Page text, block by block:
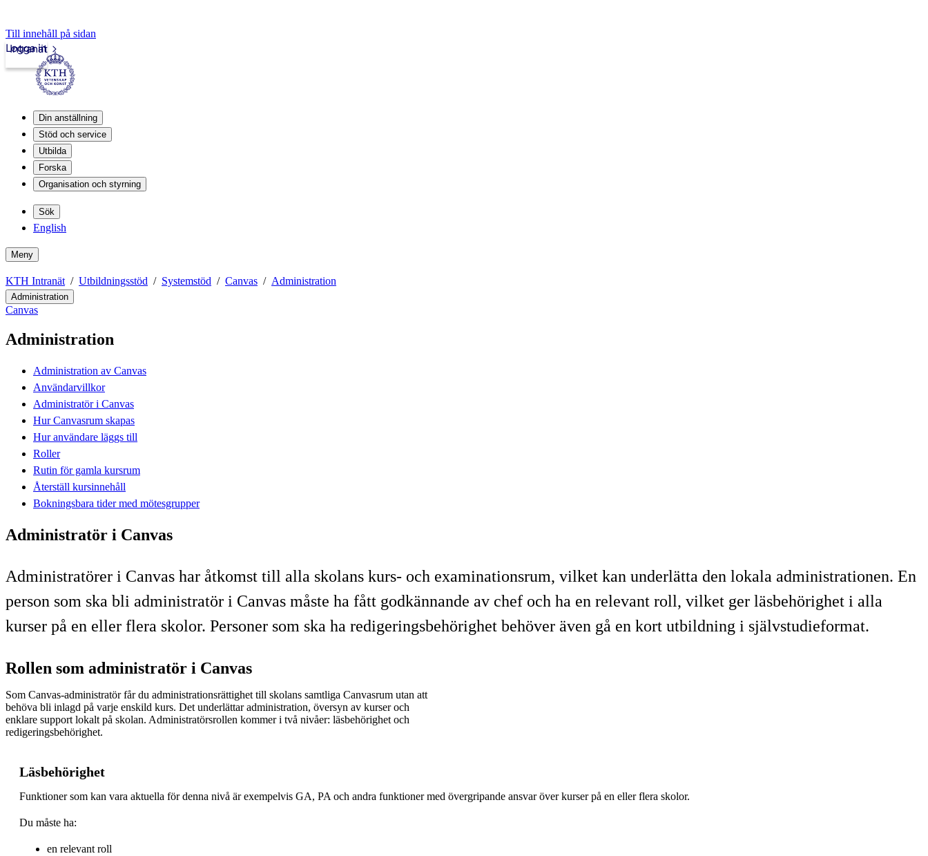
Till innehåll på sidan
Intranät
Logga in
Din anställning
Stöd och service
Utbilda
Forska
Organisation och styrning
Sök
English
Meny
KTH Intranät Utbildningsstöd Systemstöd Canvas Administration
Administration
Canvas
Administration
Administration av Canvas
Användarvillkor
Administratör i Canvas
Hur Canvasrum skapas
Hur användare läggs till
Roller
Rutin för gamla kursrum
Återställ kursinnehåll
Bokningsbara tider med mötesgrupper
Administratör i Canvas
Administratörer i Canvas har åtkomst till alla skolans kurs- och examinationsrum, vilket kan underlätta den lokala administrationen. En
person som ska bli administratör i Canvas måste ha fått godkännande av chef och ha en relevant roll, vilket ger läsbehörighet i alla
kurser på en eller flera skolor. Personer som ska ha redigeringsbehörighet behöver även gå en kort utbildning i självstudieformat.
Rollen som administratör i Canvas
Som Canvas-administratör får du administrationsrättighet till skolans samtliga Canvasrum utan att
behöva bli inlagd på varje enskild kurs. Det underlättar administration, översyn av kurser och
enklare support lokalt på skolan. Administratörsrollen kommer i två nivåer: läsbehörighet och
redigeringsbehörighet.
Läsbehörighet
Funktioner som kan vara aktuella för denna nivå är exempelvis GA, PA och andra funktioner med övergripande ansvar över kurser på en eller flera skolor.
Du måste ha:
en relevant roll